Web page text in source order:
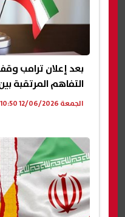
بعد إعلان ترامب
التفاهم المرتقبة
الجمعة 12/06/2026 10:50 ص